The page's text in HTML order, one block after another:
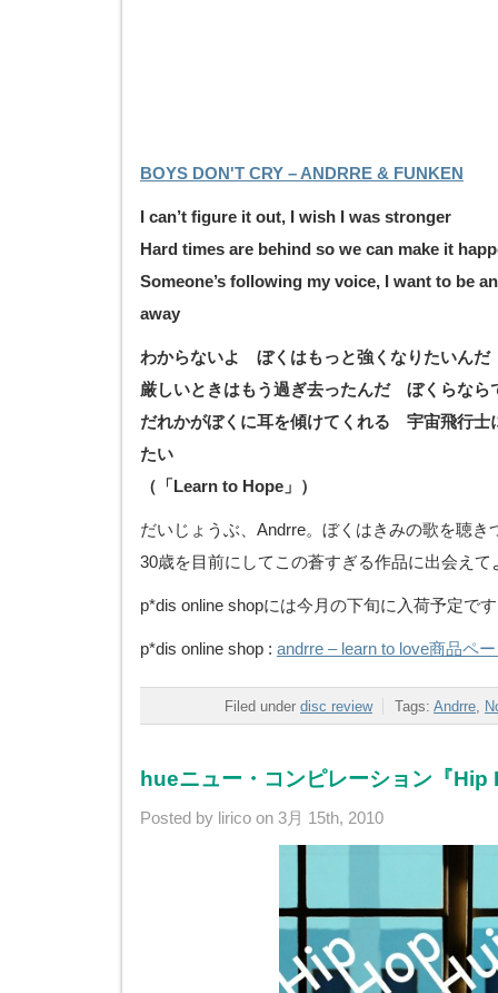
BOYS DON'T CRY – ANDRRE & FUNKEN
I can’t figure it out, I wish I was stronger
Hard times are behind so we can make it
Someone’s following my voice, I want to be
away
わからないよ ぼくはもっと強くなりたいんだ
厳しいときはもう過ぎ去ったんだ ぼくらなら
だれかがぼくに耳を傾けてくれる 宇宙飛行士
たい
（「Learn to Hope」）
だいじょうぶ、Andrre。ぼくはきみの歌を聴き
30歳を目前にしてこの蒼すぎる作品に出会え
p*dis online shopには今月の下旬に入荷予定で
p*dis online shop : andrre – learn to love商品ペ
Filed under disc review Tags: Andrre,
hueニュー・コンピレーション『
Posted by lirico on 3月 15th, 2010